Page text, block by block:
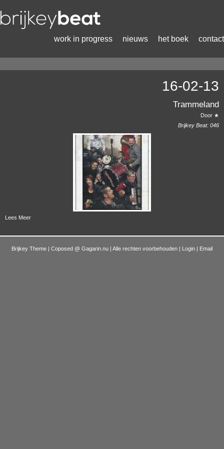
contact
het boek
nieuws
work in progress
16-02-13
Trammeland
Door ★
Brijkey Beat: 046
Lees Meer
Brijkey Theme | Coposed @ Gagarin.nu | Alle rechten voorbehouden | Login | Email